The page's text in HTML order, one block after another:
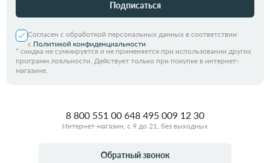
Подписаться
Согласен с обработкой персональных данных в соответствии
с Политикой конфиденциальности
* скидка не суммируется и не применяется при использовании других
программ лояльности. Действует только при покупке в интернет-
магазине.
8 800 551 00 648 495 009 12 30
Интернет-магазин, с 9 до 21, без выходных
Обратный звонок